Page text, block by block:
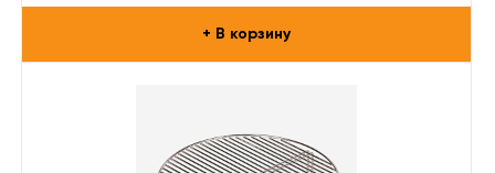
+ В корзину